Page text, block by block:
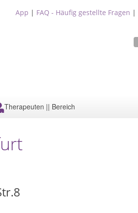
App | FAQ - Häufig gestellte Fragen |
Therapeuten || Bereich